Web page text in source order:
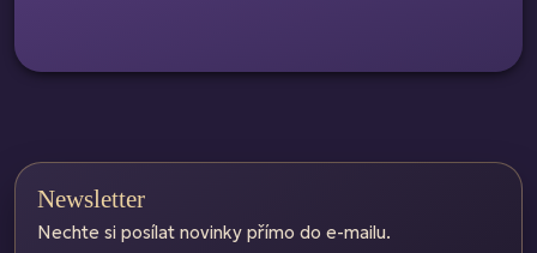
Newsletter
Nechte si posílat novinky přímo do e-mailu.